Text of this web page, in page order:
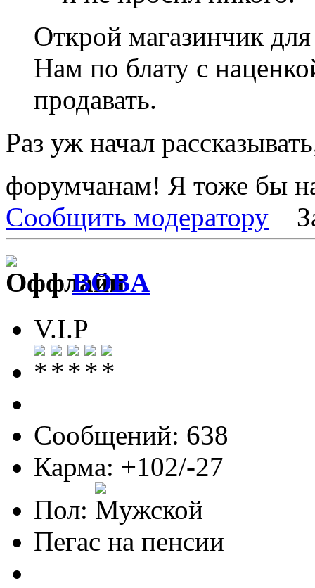
Открой магазинчик
Нам по блату с
продавать.
Раз уж начал
форумчанам! Я тоже бы
Сообщить модератору
BOBA
V.I.P
Сообщений: 638
Карма: +102/-27
Пол:
Пегас на пенсии